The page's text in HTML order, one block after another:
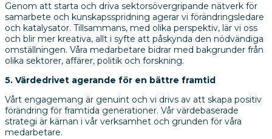
Genom att starta och driva sektorsövergripande nätverk för
samarbete och kunskapsspridning agerar vi förändringsledare
och katalysator. Tillsammans, med olika perspektiv, lär vi oss
och blir mer kreativa, allt i syfte att påskynda den nödvändiga
omställningen. Våra medarbetare bidrar med bakgrunder från
olika sektorer, affärer, politik och forskning.
5. Värdedrivet agerande för en bättre framtid
Vårt engagemang är genuint och vi drivs av att skapa positiv
förändring för framtida generationer. Vår värdebaserade
strategi är kärnan i vår verksamhet och grunden för våra
medarbetare.